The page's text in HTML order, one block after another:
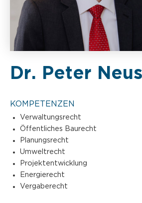
Dr. Peter
KOMPETENZEN
Verwaltungsrecht
Öffentliches Baurecht
Planungsrecht
Umweltrecht
Projektentwicklung
Energierecht
Vergaberecht